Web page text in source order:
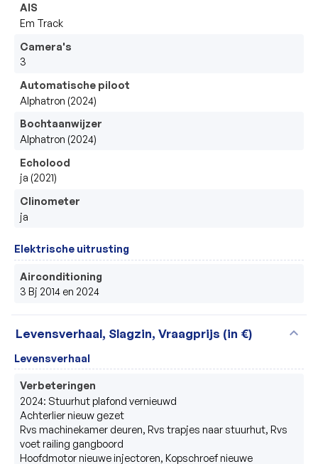
AIS
Em Track
Camera's
3
Automatische piloot
Alphatron (2024)
Bochtaanwijzer
Alphatron (2024)
Echolood
ja (2021)
Clinometer
ja
Elektrische uitrusting
Airconditioning
3 Bj 2014 en 2024
Levensverhaal, Slagzin, Vraagprijs (in €) expand_more
Levensverhaal
Verbeteringen
2024: Stuurhut plafond vernieuwd
Achterlier nieuw gezet
Rvs machinekamer deuren, Rvs trapjes naar stuurhut, Rvs
voet railing gangboord
Hoofdmotor nieuwe injectoren, Kopschroef nieuwe